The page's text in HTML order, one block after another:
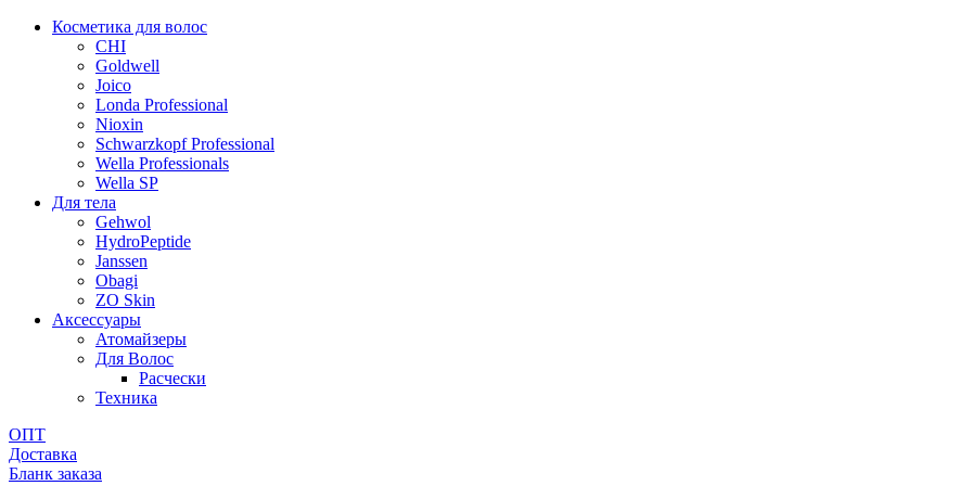
Косметика для волос
CHI
Goldwell
Joico
Londa Professional
Nioxin
Schwarzkopf Professional
Wella Professionals
Wella SP
Для тела
Gehwol
HydroPeptide
Janssen
Obagi
ZO Skin
Aксессуары
Атомайзеры
Для Волос
Расчески
Техника
ОПТ
Доставка
Бланк заказа